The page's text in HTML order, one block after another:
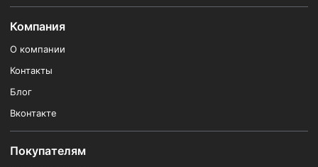
Компания
О компании
Контакты
Блог
Вконтакте
Покупателям